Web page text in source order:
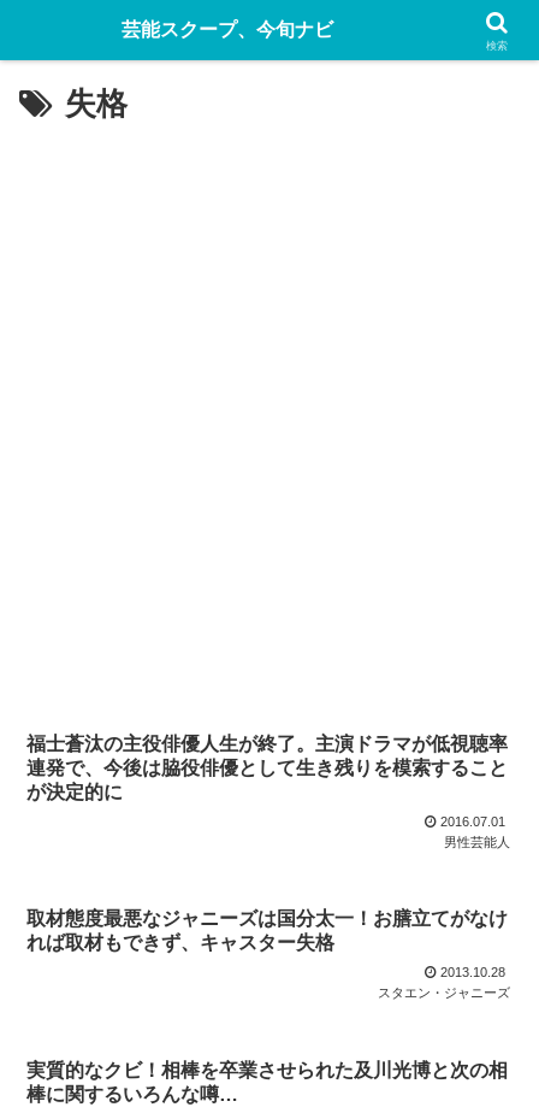
失格
福士蒼汰の主役俳優人生が終了。主演ドラマが低視聴率
連発で、今後は脇役俳優として生き残りを模索すること
が決定的に
2016.07.01
男性芸能人
取材態度最悪なジャニーズは国分太一！お膳立てがなけ
れば取材もできず、キャスター失格
2013.10.28
スタエン・ジャニーズ
実質的なクビ！相棒を卒業させられた及川光博と次の相
棒に関するいろんな噂…
芸能スクープ、今旬ナビ
検索